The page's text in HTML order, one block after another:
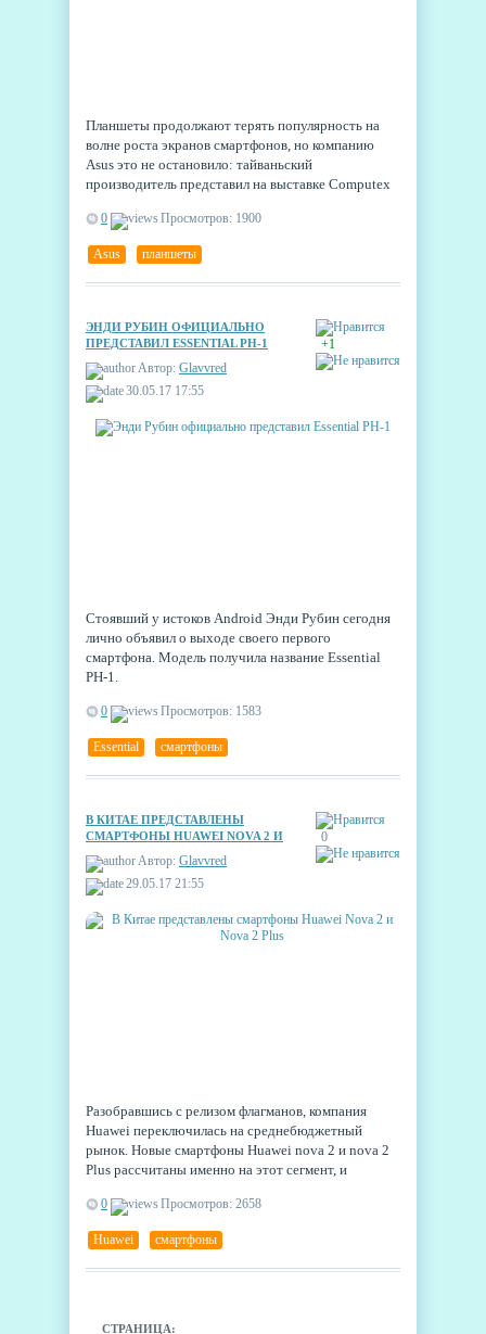
Планшеты продолжают терять популярность на
волне роста экранов смартфонов, но компанию
Asus это не остановило: тайваньский
производитель представил на выставке Computex
3S 8.0, ZenPad 10 Z301ML и Z301MFL — и ни
одного нового ZenFone. Любопытно, что новинки
представили без всякой помпы — они просто
присутствовали на выставке и всё, никаких
0 Просмотров: 1900
Asus планшеты
+1
ЭНДИ РУБИН ОФИЦИАЛЬНО
ПРЕДСТАВИЛ ESSENTIAL PH-1
Автор: Glavvred
30.05.17 17:55
Стоявший у истоков Android Энди Рубин сегодня
лично объявил о выходе своего первого
смартфона. Модель получила название Essential
PH-1.
0 Просмотров: 1583
Essential смартфоны
0
В КИТАЕ ПРЕДСТАВЛЕНЫ
СМАРТФОНЫ HUAWEI NOVA 2 И
Автор: Glavvred
29.05.17 21:55
Разобравшись с релизом флагманов, компания
Huawei переключилась на среднебюджетный
рынок. Новые смартфоны Huawei nova 2 и nova 2
Plus рассчитаны именно на этот сегмент, и
0 Просмотров: 2658
Huawei смартфоны
СТРАНИЦА: